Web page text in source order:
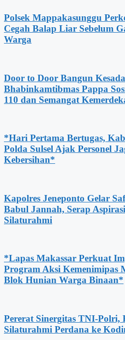
Polsek Mappakasunggu
Cegah Balap Liar Sebelum
Warga
Door to Door Bangun
Bhabinkamtibmas Pappa
110 dan Semangat
*Hari Pertama Bertugas,
Polda Sulsel Ajak Personel
Kebersihan*
Kapolres Jeneponto Gelar
Babul Jannah, Serap
Silaturahmi
*Lapas Makassar Perkuat
Program Aksi Kemenimipas
Blok Hunian Warga Binaan*
Pererat Sinergitas TNI-Polri,
Silaturahmi Perdana ke